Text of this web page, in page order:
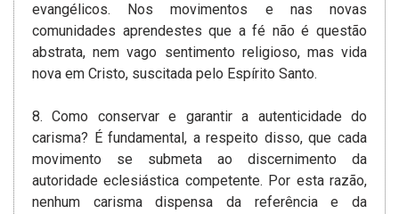
evangélicos. Nos movimentos e nas novas
comunidades aprendestes que a fé não é questão
abstrata, nem vago sentimento religioso, mas vida
nova em Cristo, suscitada pelo Espírito Santo.
8. Como conservar e garantir a autenticidade do
carisma? É fundamental, a respeito disso, que cada
movimento se submeta ao discernimento da
autoridade eclesiástica competente. Por esta razão,
nenhum carisma dispensa da referência e da